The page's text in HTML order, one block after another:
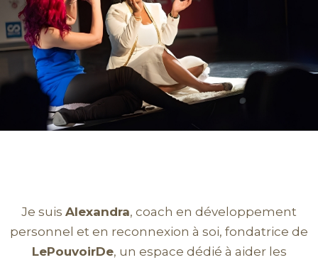
Je suis Alexandra, coach en développement
personnel et en reconnexion à soi, fondatrice de
LePouvoirDe, un espace dédié à aider les